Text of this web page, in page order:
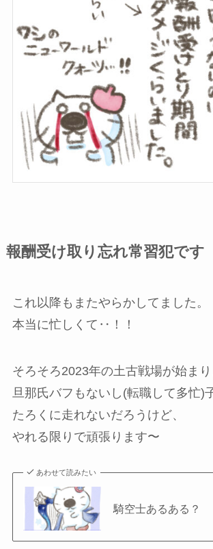
報酬受け取り忘れ常習犯です
これ以降もまたやらかしてました。
本当に忙しくて‥！！
そろそろ2023年の土古戦場が始まり
旦那氏バフもないし(転職して多忙)
たろくに走れないだろうけど、
やれる限りで頑張ります〜
あわせて読みたい
騎空士あるある？